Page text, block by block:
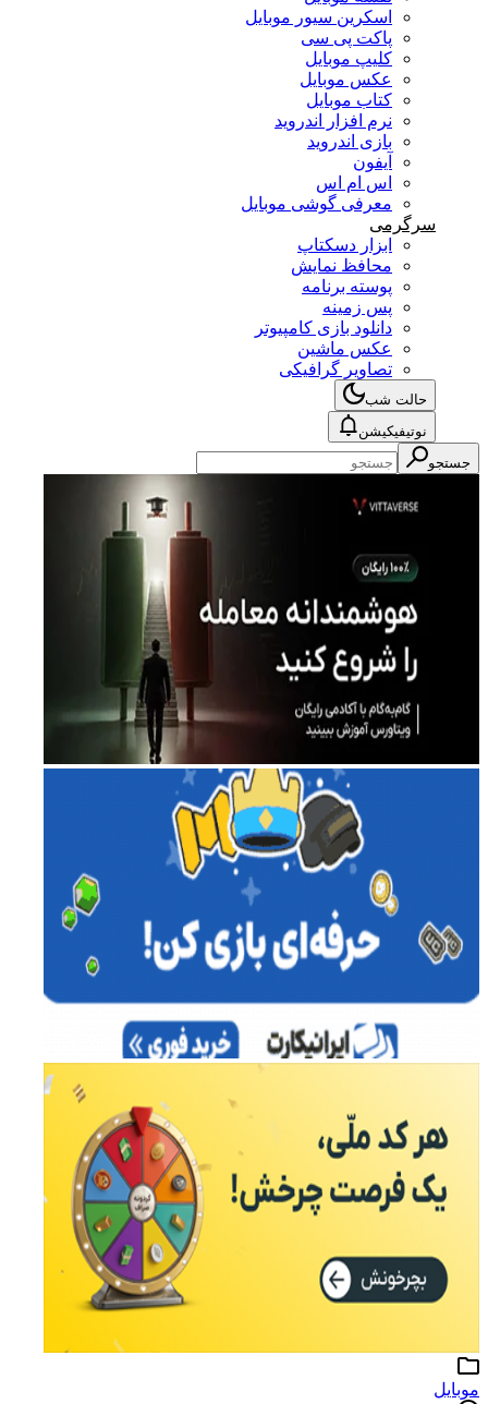
اسکرین سیور موبایل
پاکت پی سی
کلیپ موبایل
عکس موبایل
کتاب موبایل
نرم افزار اندروید
بازی اندروید
آیفون
اس ام اس
معرفی گوشی موبایل
سرگرمی
ابزار دسکتاپ
محافظ نمایش
پوسته برنامه
پس زمینه
دانلود بازی کامپیوتر
عکس ماشین
تصاویر گرافیکی
حالت شب
نوتیفیکیشن
جستجو
موبایل